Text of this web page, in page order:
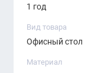
1 год
Вид товара
Офисный стол
Материал